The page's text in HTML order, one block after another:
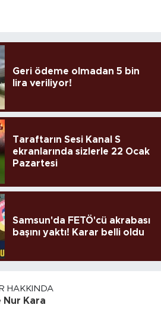
Geri ödeme olmadan 5 bin
lira veriliyor!
Taraftarın Sesi Kanal S
ekranlarında sizlerle 22 Ocak
Pazartesi
Samsun'da FETÖ'cü akrabası
başını yaktı! Karar belli oldu
HAKKINDA
Nur Kara